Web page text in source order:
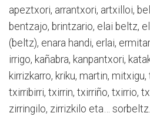
apeztxori, arrantxori, artxilloi,
bentzajo, brintzario, elai beltz,
(beltz), enara handi, erlai,
irrigo, kañabra, kanpantxori,
kirrizkarro, kriku, martin,
txirribirri, txirrin, txirriño, txirrio,
zirringilo, zirrizkilo eta… sorbeltz.